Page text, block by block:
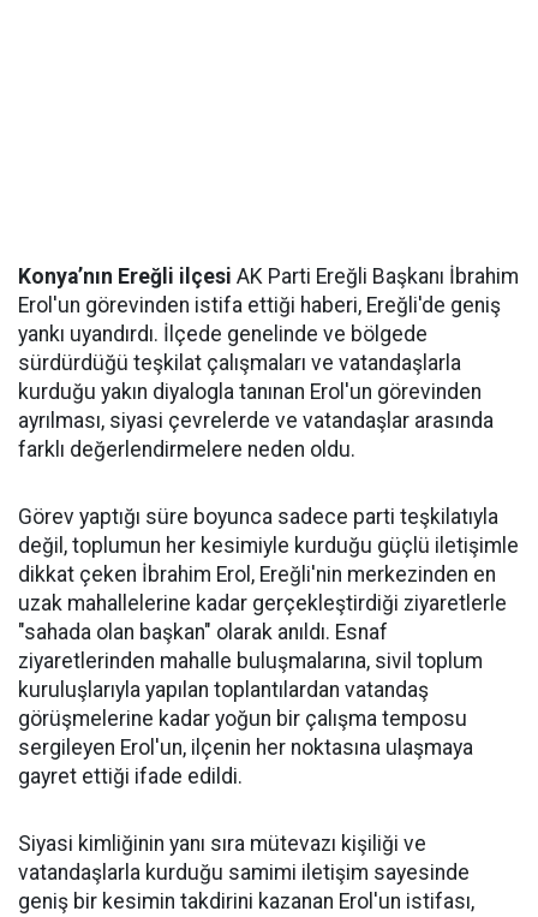
Konya’nın Ereğli ilçesi AK Parti Ereğli Başkanı İbrahim
Erol'un görevinden istifa ettiği haberi, Ereğli'de geniş
yankı uyandırdı. İlçede genelinde ve bölgede
sürdürdüğü teşkilat çalışmaları ve vatandaşlarla
kurduğu yakın diyalogla tanınan Erol'un görevinden
ayrılması, siyasi çevrelerde ve vatandaşlar arasında
farklı değerlendirmelere neden oldu.
Görev yaptığı süre boyunca sadece parti teşkilatıyla
değil, toplumun her kesimiyle kurduğu güçlü iletişimle
dikkat çeken İbrahim Erol, Ereğli'nin merkezinden en
uzak mahallelerine kadar gerçekleştirdiği ziyaretlerle
"sahada olan başkan" olarak anıldı. Esnaf
ziyaretlerinden mahalle buluşmalarına, sivil toplum
kuruluşlarıyla yapılan toplantılardan vatandaş
görüşmelerine kadar yoğun bir çalışma temposu
sergileyen Erol'un, ilçenin her noktasına ulaşmaya
gayret ettiği ifade edildi.
Siyasi kimliğinin yanı sıra mütevazı kişiliği ve
vatandaşlarla kurduğu samimi iletişim sayesinde
geniş bir kesimin takdirini kazanan Erol'un istifası,